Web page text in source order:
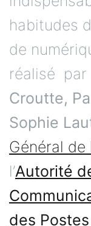
habitudes
de
réalisé par
Croutte,
Sophie
Général de
l’Autorité
des Postes